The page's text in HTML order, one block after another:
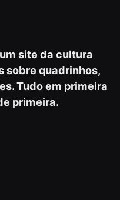
site da cultura
sobre quadrinhos,
Tudo em primeira
primeira.